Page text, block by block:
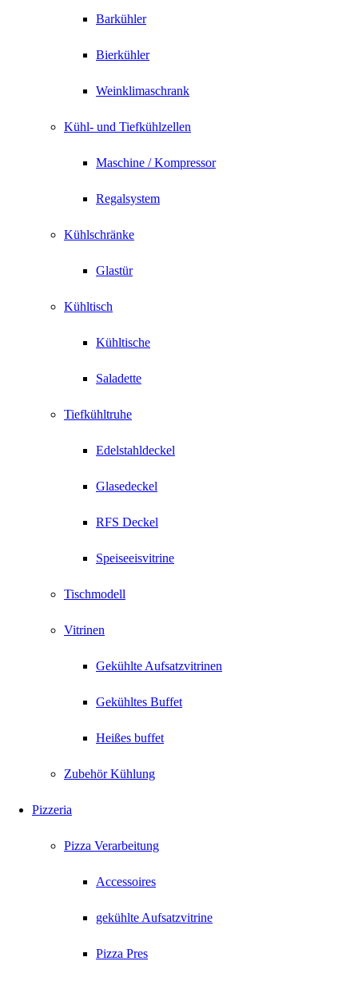
Barkühler
Bierkühler
Weinklimaschrank
Kühl- und Tiefkühlzellen
Maschine / Kompressor
Regalsystem
Kühlschränke
Glastür
Kühltisch
Kühltische
Saladette
Tiefkühltruhe
Edelstahldeckel
Glasedeckel
RFS Deckel
Speiseeisvitrine
Tischmodell
Vitrinen
Gekühlte Aufsatzvitrinen
Gekühltes Buffet
Heißes buffet
Zubehör Kühlung
Pizzeria
Pizza Verarbeitung
Accessoires
gekühlte Aufsatzvitrine
Pizza Pres